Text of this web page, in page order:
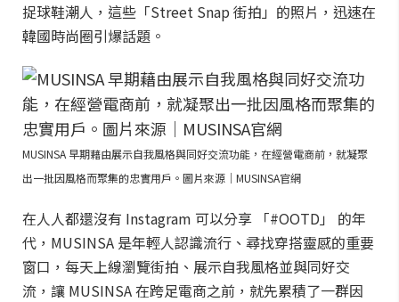
捉球鞋潮人，這些「Street Snap 街拍」的照片，迅速在
韓國時尚圈引爆話題。
MUSINSA 早期藉由展示自我風格與同好交流功能，在經營電商前，就凝聚
出一批因風格而聚集的忠實用戶。圖片來源｜MUSINSA官網
在人人都還沒有 Instagram 可以分享 「#OOTD」 的年
代，MUSINSA 是年輕人認識流行、尋找穿搭靈感的重要
窗口，每天上線瀏覽街拍、展示自我風格並與同好交
流，讓 MUSINSA 在跨足電商之前，就先累積了一群因